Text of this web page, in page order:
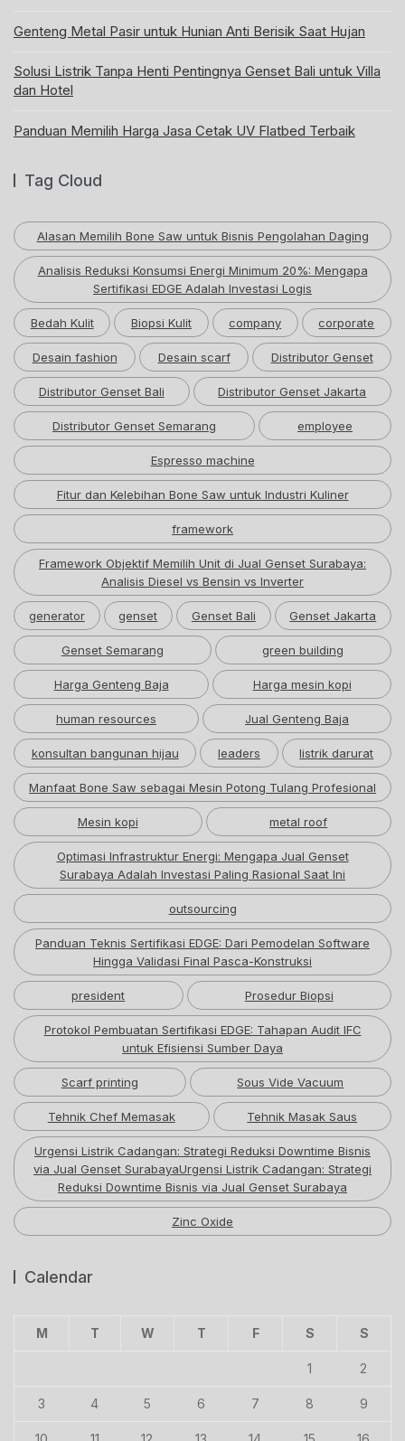
Genteng Metal Pasir untuk Hunian Anti Berisik Saat Hujan
Solusi Listrik Tanpa Henti Pentingnya Genset Bali untuk Villa
dan Hotel
Panduan Memilih Harga Jasa Cetak UV Flatbed Terbaik
Tag Cloud
Alasan Memilih Bone Saw untuk Bisnis Pengolahan Daging
Analisis Reduksi Konsumsi Energi Minimum 20%: Mengapa
Sertifikasi EDGE Adalah Investasi Logis
Bedah Kulit Biopsi Kulit company corporate
Desain fashion Desain scarf Distributor Genset
Distributor Genset Bali Distributor Genset Jakarta
Distributor Genset Semarang employee
Espresso machine
Fitur dan Kelebihan Bone Saw untuk Industri Kuliner
framework
Framework Objektif Memilih Unit di Jual Genset Surabaya:
Analisis Diesel vs Bensin vs Inverter
generator genset Genset Bali Genset Jakarta
Genset Semarang green building
Harga Genteng Baja Harga mesin kopi
human resources Jual Genteng Baja
konsultan bangunan hijau leaders listrik darurat
Manfaat Bone Saw sebagai Mesin Potong Tulang Profesional
Mesin kopi metal roof
Optimasi Infrastruktur Energi: Mengapa Jual Genset
Surabaya Adalah Investasi Paling Rasional Saat Ini
outsourcing
Panduan Teknis Sertifikasi EDGE: Dari Pemodelan Software
Hingga Validasi Final Pasca-Konstruksi
president Prosedur Biopsi
Protokol Pembuatan Sertifikasi EDGE: Tahapan Audit IFC
untuk Efisiensi Sumber Daya
Scarf printing Sous Vide Vacuum
Tehnik Chef Memasak Tehnik Masak Saus
Urgensi Listrik Cadangan: Strategi Reduksi Downtime Bisnis
via Jual Genset SurabayaUrgensi Listrik Cadangan: Strategi
Reduksi Downtime Bisnis via Jual Genset Surabaya
Zinc Oxide
Calendar
M T W T F S S
1 2
3 4 5 6 7 8 9